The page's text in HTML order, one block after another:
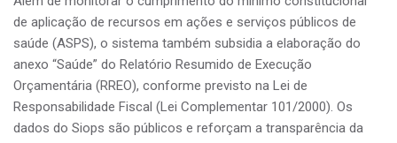
de aplicação de recursos em ações e serviços públicos de
saúde (ASPS), o sistema também subsidia a elaboração do
anexo “Saúde” do Relatório Resumido de Execução
Orçamentária (RREO), conforme previsto na Lei de
Responsabilidade Fiscal (Lei Complementar 101/2000). Os
dados do Siops são públicos e reforçam a transparência da